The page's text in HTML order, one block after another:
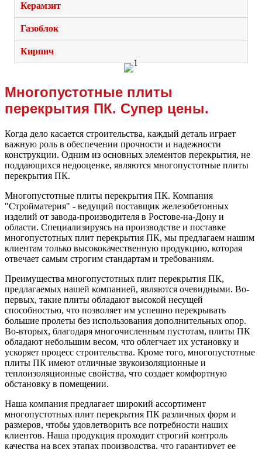
Керамзит
Газоблок
Кирпич
Многопустотные плиты
перекрытия ПК. Супер цены.
Когда дело касается строительства, каждый деталь играет
важную роль в обеспечении прочности и надежности
конструкции. Одним из основных элементов перекрытия, не
поддающихся недооценке, являются многопустотные плиты
перекрытия ПК.
Многопустотные плиты перекрытия ПК. Компания
"Стройматерия" - ведущий поставщик железобетонных
изделий от завода-производителя в Ростове-на-Дону и
области. Специализируясь на производстве и поставке
многопустотных плит перекрытия ПК, мы предлагаем нашим
клиентам только высококачественную продукцию, которая
отвечает самым строгим стандартам и требованиям.
Преимущества многопустотных плит перекрытия ПК,
предлагаемых нашей компанией, являются очевидными. Во-
первых, такие плиты обладают высокой несущей
способностью, что позволяет им успешно перекрывать
большие пролеты без использования дополнительных опор.
Во-вторых, благодаря многочисленным пустотам, плиты ПК
обладают небольшим весом, что облегчает их установку и
ускоряет процесс строительства. Кроме того, многопустотные
плиты ПК имеют отличные звукоизоляционные и
теплоизоляционные свойства, что создает комфортную
обстановку в помещении.
Наша компания предлагает широкий ассортимент
многопустотных плит перекрытия ПК различных форм и
размеров, чтобы удовлетворить все потребности наших
клиентов. Наша продукция проходит строгий контроль
качества на всех этапах производства, что гарантирует ее